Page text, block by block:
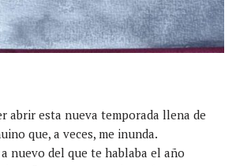
abrir esta nueva temporada llena de
que, a veces, me inunda.
nuevo del que te hablaba el año